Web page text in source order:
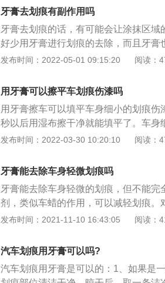
好、光泽高，具备附着力好、硬度高、
刮耐磨性、光泽持续性和优良的耐汽
牙膏去划痕有副作用吗
牙膏去划痕的话，有可能会让涂抹区
好少用牙膏进行划痕的去除，而且牙
可以用牙膏进行修复的，但是深一点的
痕的地方，等晾干后就可以用补漆笔均
也不好的话，就可以采用打蜡抛光的
是比较不错的。
发布时间：2022-05-01 09:15:20 阅读：
用牙膏可以擦平车划痕伤漆吗
用牙膏擦车可以填平车身细小的划痕
秒以后用湿布擦干净就能填平了。车
划伤，而利用牙膏里面的研磨剂成分就
的车漆有细小划痕，只要是仅仅破坏了
拭之前，要注意将划痕的地方沾水清
毛牙刷或是毛巾涂抹上牙膏以后在划痕
发布时间：2022-03-30 10:20:10 阅读：
牙膏能去除车身轻微划痕吗
牙膏能去除车身轻微的划痕，但不能
剂，类似车蜡的作用，可以减轻划痕
美容店进行修复为好。汽车漆浅度划痕
为止。汽车漆中、深度划痕是无法用研
m，可通过填补腻子找平，再做补漆处
面涂层铁锈、焊渣，打磨平整，再涂抹
发布时间：2021-11-10 16:43:05 阅读：
汽车划痕用牙膏可以吗?
汽车划痕用牙膏是可以的：1、如果是